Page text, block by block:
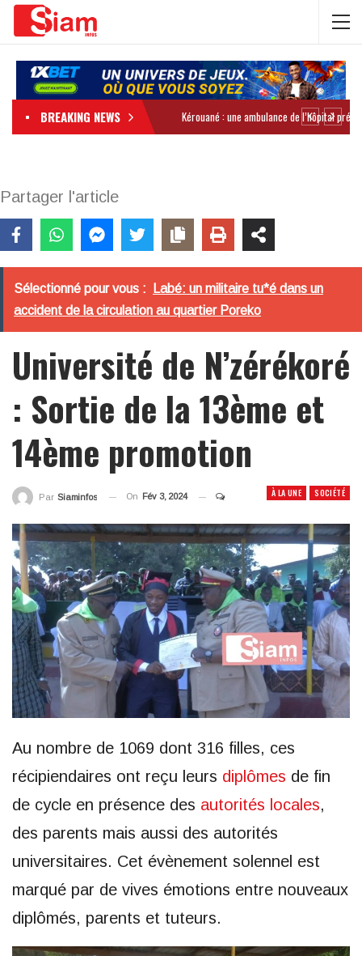
BREAKING NEWS
Partager l'article
Sélectionné pour vous :
Labé: un militaire tu*é dans un
accident de la circulation au quartier Poreko
Université de N’zérékoré
: Sortie de la 13ème et
14ème promotion
À LA UNE SOCIÉTÉ
Par Siaminfos On Fév 3, 2024
Au nombre de 1069 dont 316 filles, ces
récipiendaires ont reçu leurs diplômes de fin
de cycle en présence des autorités locales,
des parents mais aussi des autorités
universitaires. Cet évènement solennel est
marqué par de vives émotions entre nouveaux
diplômés, parents et tuteurs.